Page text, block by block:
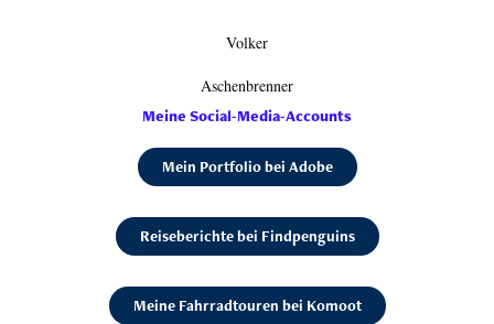
Volker
Aschenbrenner
Meine Social-Media-Accounts
Mein Portfolio bei Adobe
Reiseberichte bei Findpenguins
Meine Fahrradtouren bei Komoot